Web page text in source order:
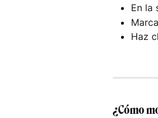
En la
Haz
¿Cómo